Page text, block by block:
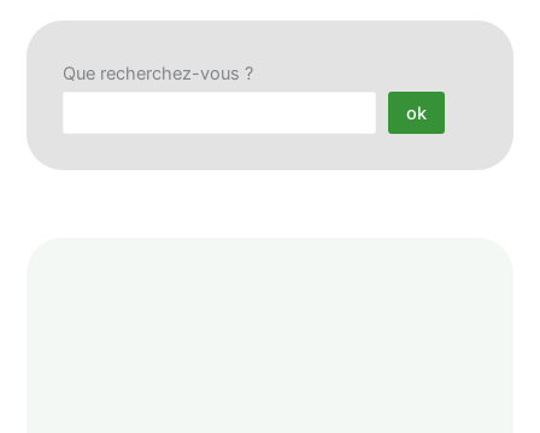
Que recherchez-vous ?
ok